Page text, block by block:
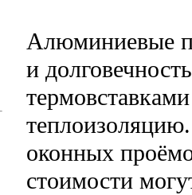
Алюминиевые
и
оконных
стоимости